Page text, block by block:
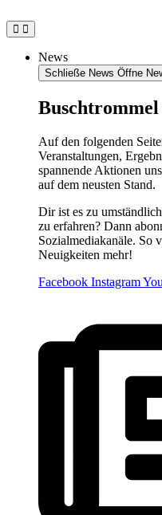
Inhalt
springen
News
Schließe News Öffne
Auf den folgenden
Veranstaltungen,
spannende Aktionen
auf dem neusten Stand.
Dir ist es zu
zu erfahren? Dann
Sozialmediakanäle. So
Neuigkeiten mehr!
Facebook Instagram